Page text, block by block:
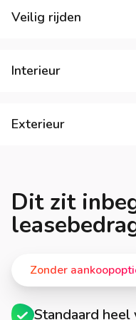
Veilig rijden
Interieur
Exterieur
Dit zit
Zonder
Standaard